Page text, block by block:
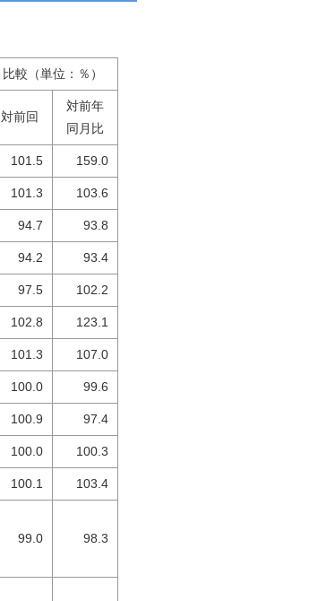
比較（単位：％）
対前回
対前年
同月比
101.5 159.0
101.3 103.6
94.7 93.8
94.2 93.4
97.5 102.2
102.8 123.1
101.3 107.0
100.0 99.6
100.9 97.4
100.0 100.3
100.1 103.4
99.0 98.3